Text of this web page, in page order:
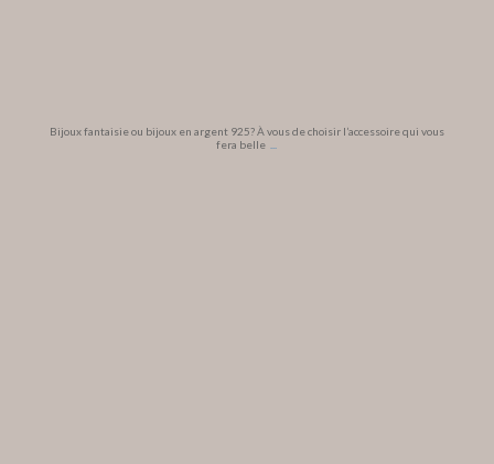
Bijoux fantaisie ou bijoux en argent 925? À vous de choisir l’accessoire qui vous
fera belle